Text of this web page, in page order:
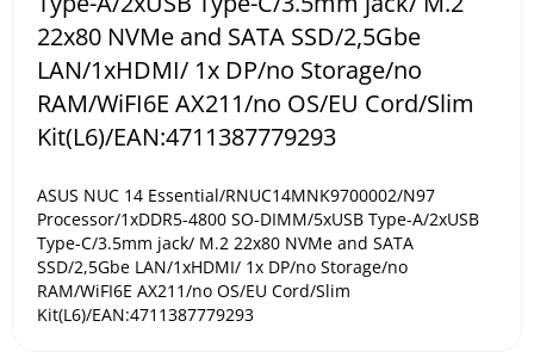
22x80 NVMe and SATA SSD/2,5Gbe
LAN/1xHDMI/ 1x DP/no Storage/no
RAM/WiFI6E AX211/no OS/EU Cord/Slim
Kit(L6)/EAN:4711387779293
ASUS NUC 14 Essential/RNUC14MNK9700002/N97
Processor/1xDDR5-4800 SO-DIMM/5xUSB Type-A/2xUSB
Type-C/3.5mm jack/ M.2 22x80 NVMe and SATA
SSD/2,5Gbe LAN/1xHDMI/ 1x DP/no Storage/no
RAM/WiFI6E AX211/no OS/EU Cord/Slim
Kit(L6)/EAN:4711387779293